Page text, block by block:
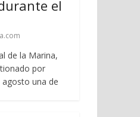
el
de la Marina,
por
una de